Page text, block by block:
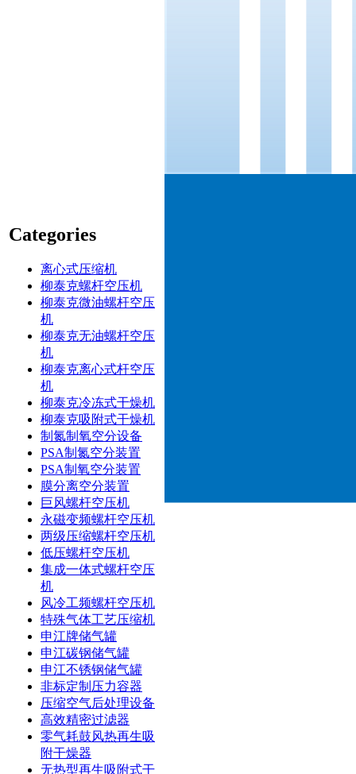
Categories
离心式压缩机
柳泰克螺杆空压机
柳泰克微油螺杆空压
机
柳泰克无油螺杆空压
机
柳泰克离心式杆空压
机
柳泰克冷冻式干燥机
柳泰克吸附式干燥机
制氮制氧空分设备
PSA制氮空分装置
PSA制氧空分装置
膜分离空分装置
巨风螺杆空压机
永磁变频螺杆空压机
两级压缩螺杆空压机
低压螺杆空压机
集成一体式螺杆空压
机
风冷工频螺杆空压机
特殊气体工艺压缩机
申江牌储气罐
申江碳钢储气罐
申江不锈钢储气罐
非标定制压力容器
压缩空气后处理设备
高效精密过滤器
零气耗鼓风热再生吸
附干燥器
无热型再生吸附式干